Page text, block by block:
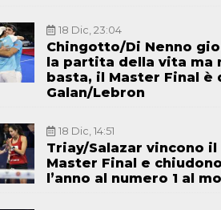
18 Dic, 23:04
Chingotto/Di Nenno
la partita della vita ma
basta, il Master Final è
Galan/Lebron
18 Dic, 14:51
Triay/Salazar vincono il
Master Final e chiudono
l’anno al numero 1 al